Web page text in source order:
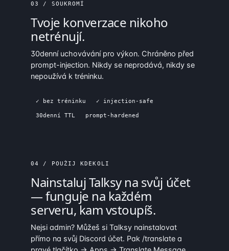
03 / SOUKROMÍ
Tvoje konverzace nikoho
netrénují.
30denní uchovávání pro výkon. Chráněno před
prompt-injection. Nikdy se neprodává, nikdy se
nepoužívá k tréninku.
✓ bez tréninku ✓ injection-safe
30denní TTL prompt-hardened
04 / POUŽIJ KDEKOLI
Nainstaluj Talksy na svůj účet
— funguje na každém
serveru, kam vstoupíš.
Nejsi admin? Můžeš si Talksy nainstalovat
přímo na svůj Discord účet. Pak /translate a